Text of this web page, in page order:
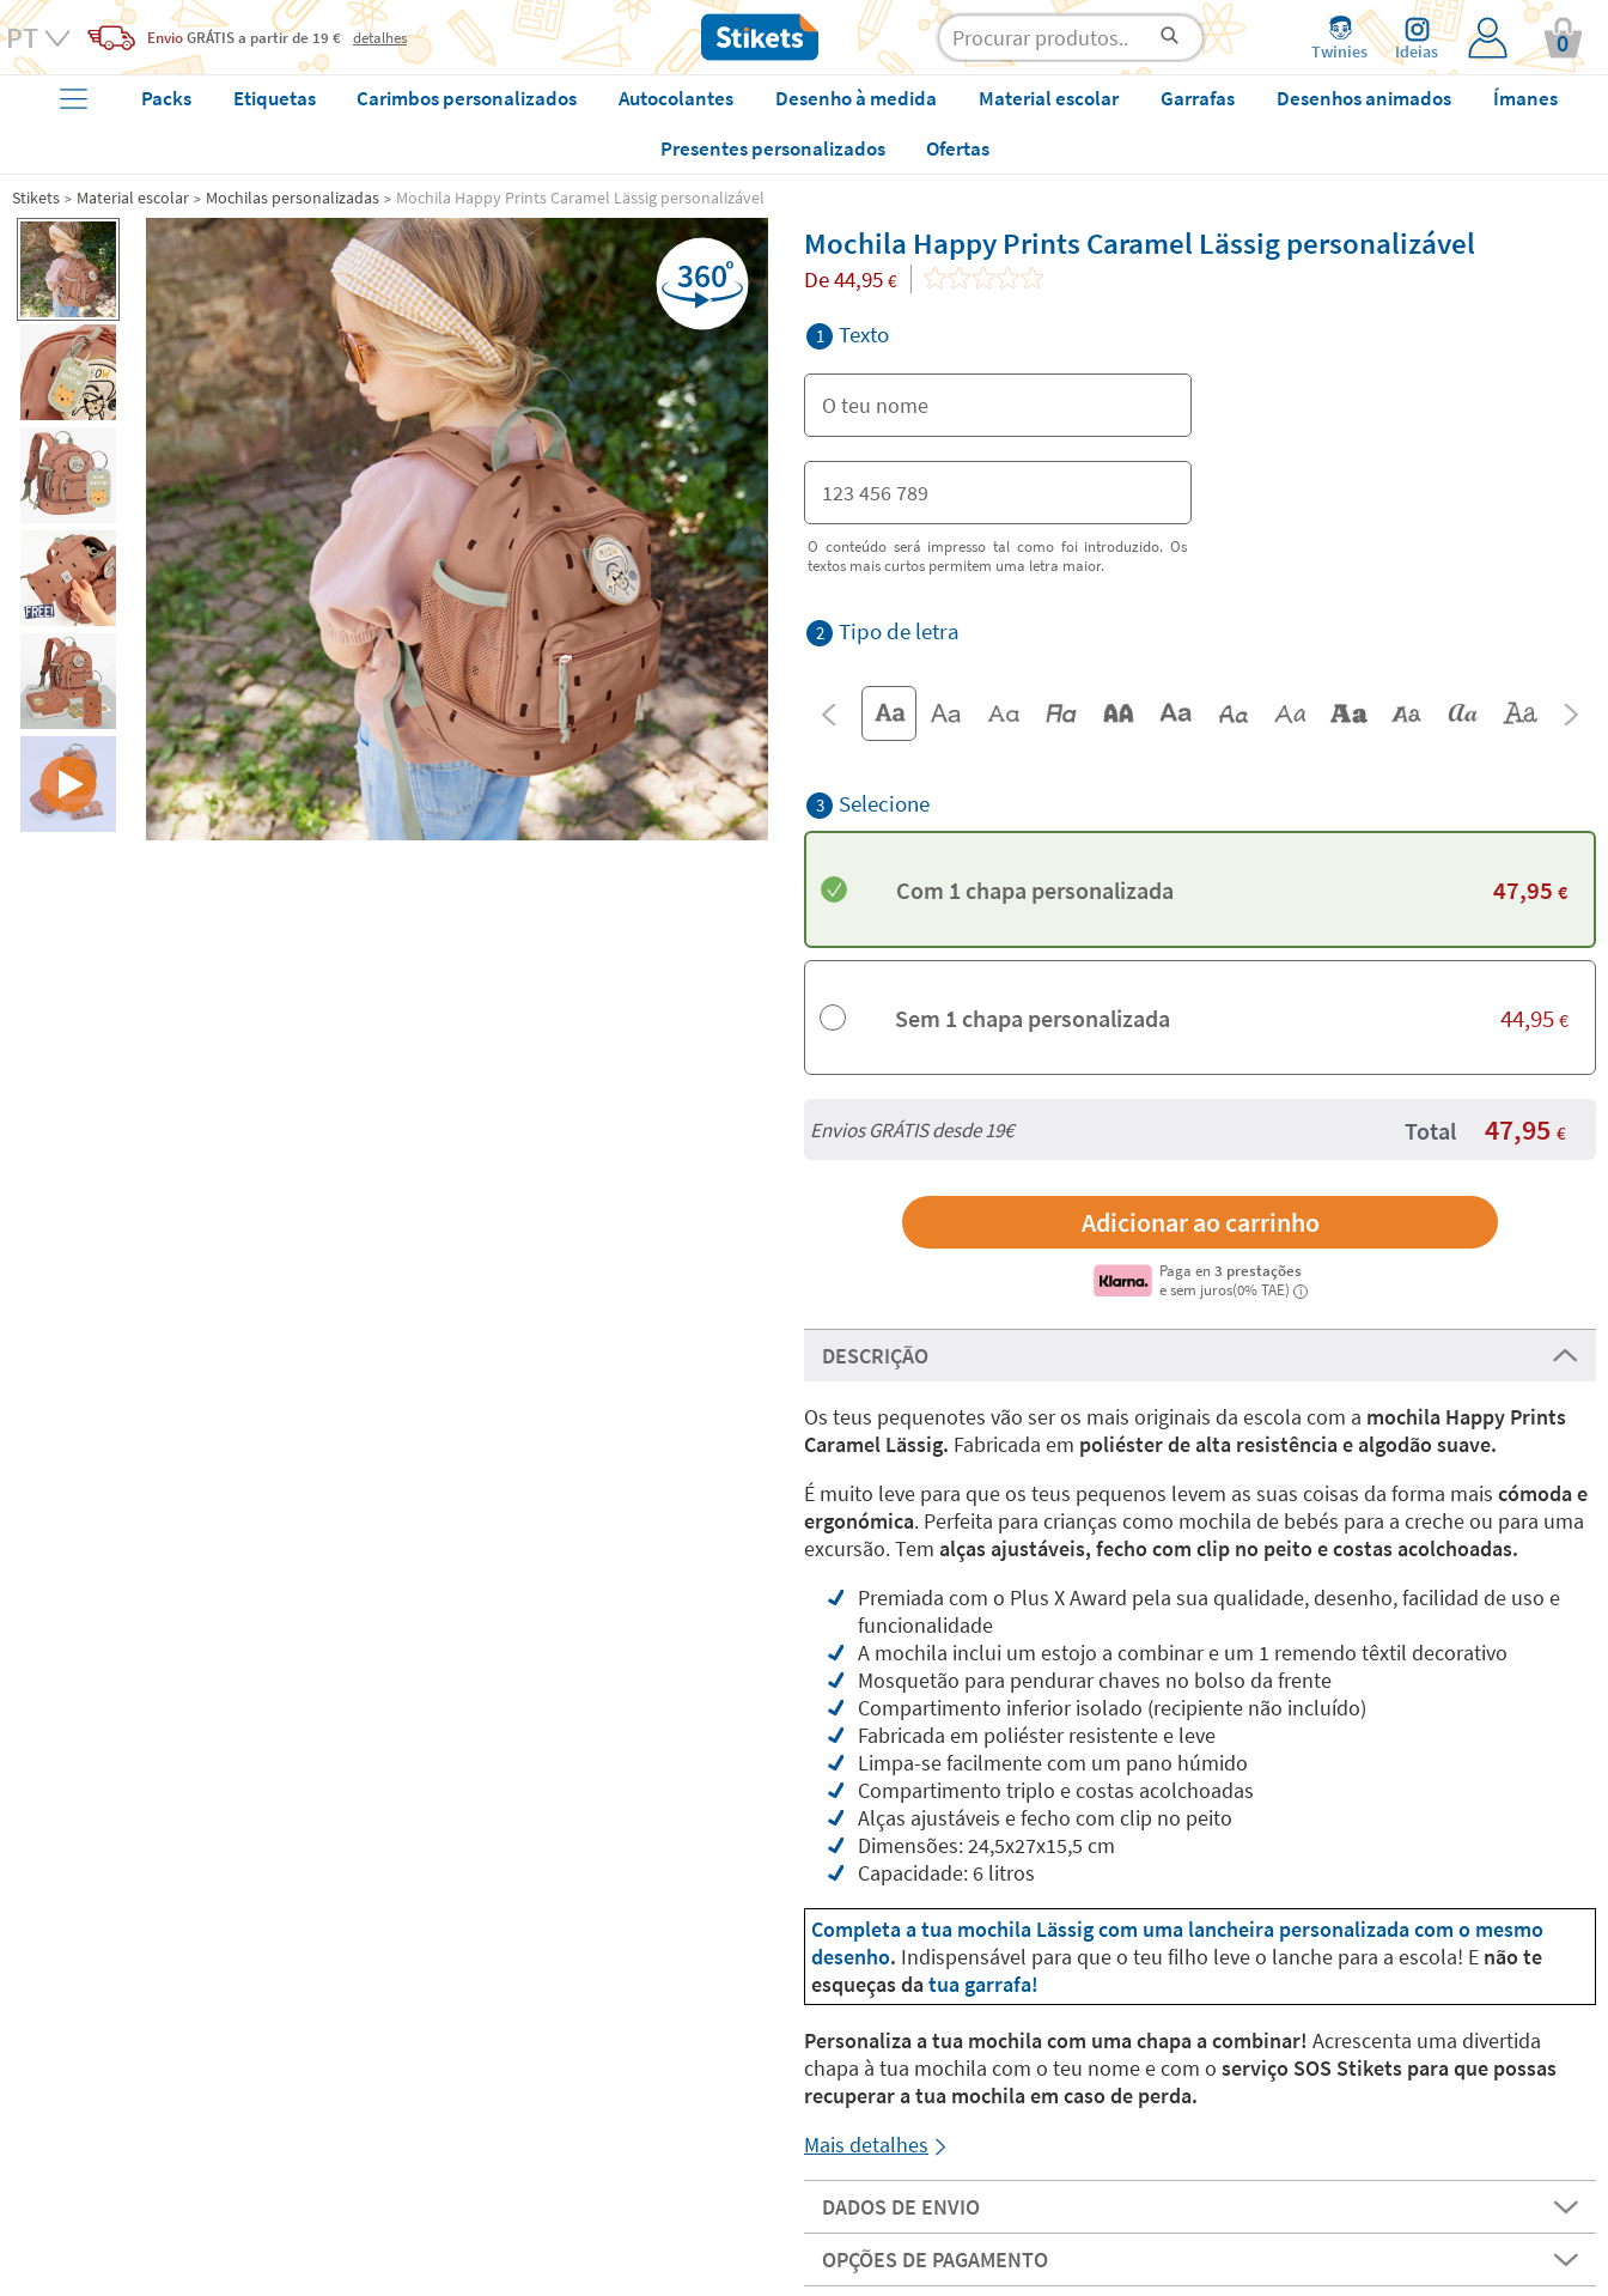
EnvioGRÁTISa partir de 19 € detalhes
Twinies Ideias 0
Packs Etiquetas Carimbos personalizados Autocolantes Desenho à medida Material escolar Garrafas Desenhos animados
Ímanes
Presentes personalizados
Ofertas
Stikets Material escolar Mochilas personalizadas Mochila Happy Prints Caramel Lässig personalizável
Mochila Happy Prints Caramel Lässig personalizável
De44,95 €
1 Texto
O conteúdo será impresso tal como foi introduzido. Os
textos mais curtos permitem uma letra maior.
2 Tipo de letra
3 Selecione
Com 1 chapa personalizada 47,95 €
Sem 1 chapa personalizada 44,95 €
Envios GRÁTIS desde 19€ Total 47,95 €
Paga en3 prestações
e sem juros(0% TAE)
i
DESCRIÇÃO
Os teus pequenotes vão ser os mais originais da escola com a mochila Happy Prints
Caramel Lässig. Fabricada em poliéster de alta resistência e algodão suave.
É muito leve para que os teus pequenos levem as suas coisas da forma mais cómoda e
ergonómica. Perfeita para crianças como mochila de bebés para a creche ou para uma
excursão. Tem alças ajustáveis, fecho com clip no peito e costas acolchoadas.
Premiada com o Plus X Award pela sua qualidade, desenho, facilidad de uso e
funcionalidade
A mochila inclui um estojo a combinar e um 1 remendo têxtil decorativo
Mosquetão para pendurar chaves no bolso da frente
Compartimento inferior isolado (recipiente não incluído)
Fabricada em poliéster resistente e leve
Limpa-se facilmente com um pano húmido
Compartimento triplo e costas acolchoadas
Alças ajustáveis e fecho com clip no peito
Dimensões: 24,5x27x15,5 cm
Capacidade: 6 litros
Completa a tua mochila Lässig com uma lancheira personalizada com o mesmo
desenho. Indispensável para que o teu filho leve o lanche para a escola! E não te
esqueças datua garrafa!
Personaliza a tua mochila com uma chapa a combinar! Acrescenta uma divertida
chapa à tua mochila com o teu nome e com o serviço SOS Stikets para que possas
recuperar a tua mochila em caso de perda.
Mais detalhes
DADOS DE ENVIO
OPÇÕES DE PAGAMENTO